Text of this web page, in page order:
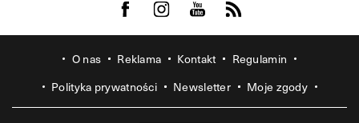
Visit us on Facebook
Visit us on Instagram
Visit us on Youtube
Visit us on Rss
O nas Reklama Kontakt
Regulamin
Polityka prywatności
Newsletter Moje zgody